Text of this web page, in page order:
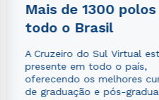
Mais de 1300
todo o Brasil
A Cruzeiro do Sul Virtual
presente em todo o país,
oferecendo os melhores
de graduação e pós-
Estou de acordo com a
autorizo que meus dados
envio de conteúdos da